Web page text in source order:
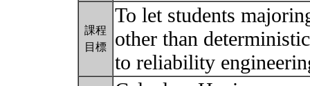
課程
目標
To let students
other than
to reliability